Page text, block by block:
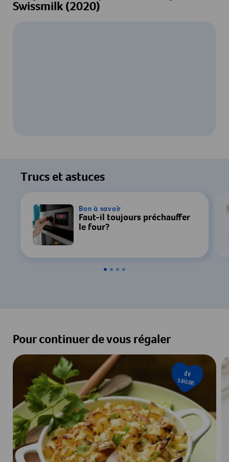
Swissmilk (2020)
consentement au traitement des données
par YouTube est requis. Pour plus de
confidentialité
Accepter & Afficher
Trucs et astuces
Bon à savoir
Faut-il toujours préchauffer
le four?
Pour continuer de vous régaler
de
saison